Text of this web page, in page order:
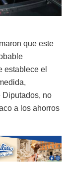
que este
establece el
Diputados, no
a los ahorros